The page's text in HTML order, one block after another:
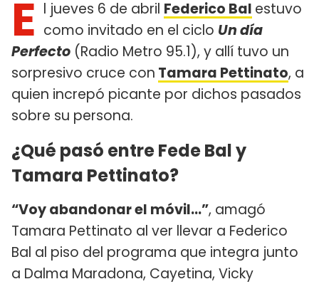
E l jueves 6 de abril Federico Bal estuvo
como invitado en el ciclo Un día
Perfecto (Radio Metro 95.1), y allí tuvo un
sorpresivo cruce con Tamara Pettinato, a
quien increpó picante por dichos pasados
sobre su persona.
¿Qué pasó entre Fede Bal y
Tamara Pettinato?
“Voy abandonar el móvil...”, amagó
Tamara Pettinato al ver llevar a Federico
Bal al piso del programa que integra junto
a Dalma Maradona, Cayetina, Vicky